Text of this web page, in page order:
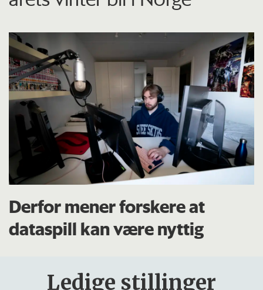
Derfor mener forskere at
dataspill kan være nyttig
Ledige stillinger